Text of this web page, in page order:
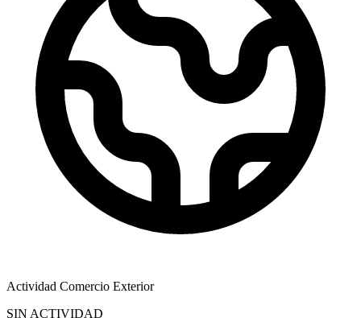
Actividad Comercio Exterior
SIN ACTIVIDAD